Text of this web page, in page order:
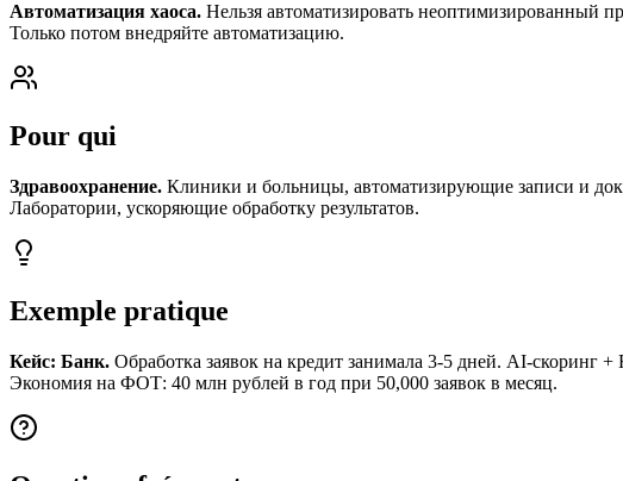
Автоматизация хаоса. Нельзя автоматизировать неоптимизированный
Только потом внедряйте автоматизацию.
Pour qui
Здравоохранение. Клиники и больницы, автоматизирующие записи и
Лаборатории, ускоряющие обработку результатов.
Exemple pratique
Кейс: Банк. Обработка заявок на кредит занимала 3-5 дней. AI-скоринг
Экономия на ФОТ: 40 млн рублей в год при 50,000 заявок в месяц.